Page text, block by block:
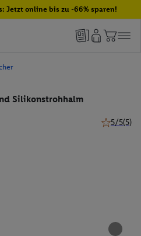
Jetzt online bis zu -66% sparen!
Silikonstrohhalm
5/5(5)